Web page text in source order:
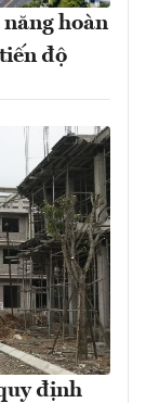
hoàn
độ
định